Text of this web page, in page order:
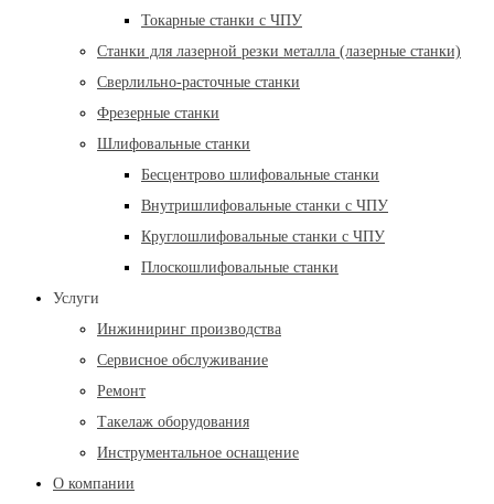
Токарные станки с ЧПУ
Станки для лазерной резки металла (лазерные станки)
Сверлильно-расточные станки
Фрезерные станки
Шлифовальные станки
Бесцентрово шлифовальные станки
Внутришлифовальные станки с ЧПУ
Круглошлифовальные станки с ЧПУ
Плоскошлифовальные станки
Услуги
Инжиниринг производства
Сервисное обслуживание
Ремонт
Такелаж оборудования
Инструментальное оснащение
О компании